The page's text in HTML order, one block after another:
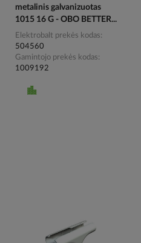
metalinis galvanizuotas
1015 16 G - OBO BETTER...
Elektrobalt prekės kodas
504560
Gamintojo prekės kodas
1009192